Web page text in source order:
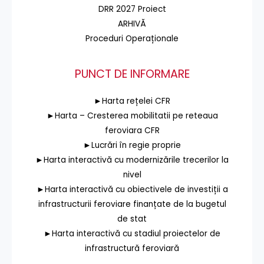
DRR 2027 Proiect
ARHIVĂ
Proceduri Operaționale
PUNCT DE INFORMARE
►Harta rețelei CFR
►Harta – Cresterea mobilitatii pe reteaua
feroviara CFR
►Lucrări în regie proprie
►Harta interactivă cu modernizările trecerilor la
nivel
►Harta interactivă cu obiectivele de investiții a
infrastructurii feroviare finanțate de la bugetul
de stat
►Harta interactivă cu stadiul proiectelor de
infrastructură feroviară